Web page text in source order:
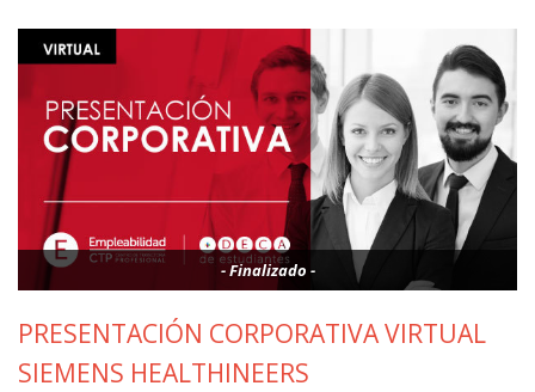
- Finalizado -
PRESENTACIÓN CORPORATIVA VIRTUAL
SIEMENS HEALTHINEERS